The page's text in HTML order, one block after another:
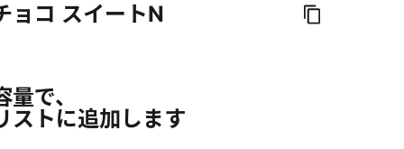
ョコ スイートN
で、
ストに追加します